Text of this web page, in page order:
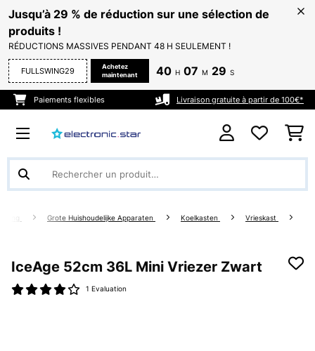
Jusqu’à 29 % de réduction sur une sélection de
produits !
RÉDUCTIONS MASSIVES PENDANT 48 H SEULEMENT !
FULLSWING29
Achetez
maintenant
40 H 07 M 29 S
Paiements flexibles Livraison gratuite à partir de 100€*
Grote Huishoudelijke Apparaten Koelkasten Vrieskast
IceAge 52cm 36L Mini Vriezer Zwart
1 Evaluation